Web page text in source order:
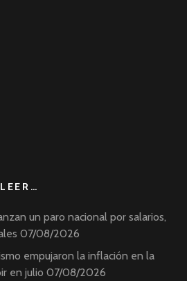
un paro nacional por salarios,
07/08/2026
empujaron la inflación en la
en julio 07/08/2026